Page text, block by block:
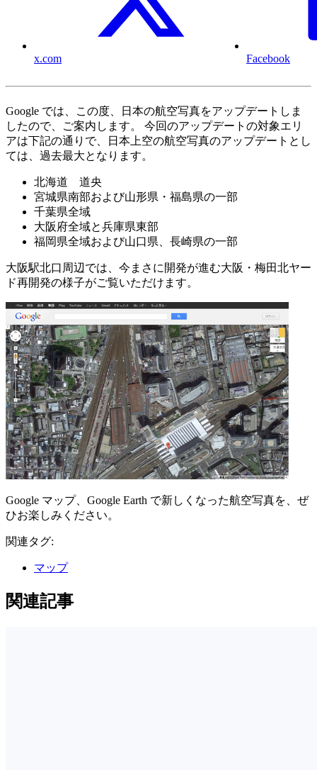
x.com Facebook
Google では、この度、日本の航空写真をアップデートしま
したので、ご案内します。 今回のアップデートの対象エリ
アは下記の通りで、日本上空の航空写真のアップデートとし
ては、過去最大となります。
北海道 道央
宮城県南部および山形県・福島県の一部
千葉県全域
大阪府全域と兵庫県東部
福岡県全域および山口県、長崎県の一部
大阪駅北口周辺では、今まさに開発が進む大阪・梅田北ヤー
ド再開発の様子がご覧いただけます。
Google マップ、Google Earth で新しくなった航空写真を、ぜ
ひお楽しみください。
関連タグ:
マップ
関連記事